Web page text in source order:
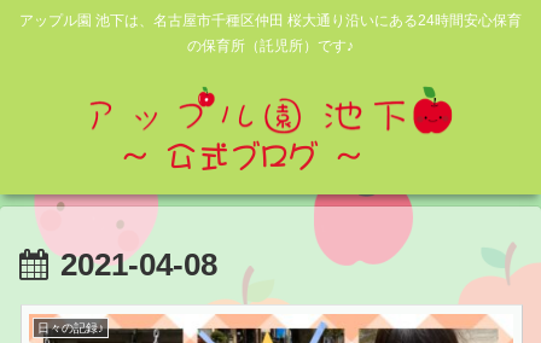
アップル園 池下は、名古屋市千種区仲田 桜大通り沿いにある24時間安心保育
の保育所（託児所）です♪
2021-04-08
日々の記録♪